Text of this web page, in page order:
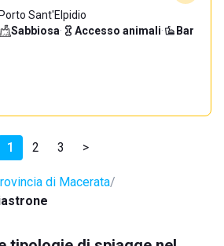
Porto Sant'Elpidio
Sabbiosa· Accesso animali· Bar
1 2 3 >
di Macerata